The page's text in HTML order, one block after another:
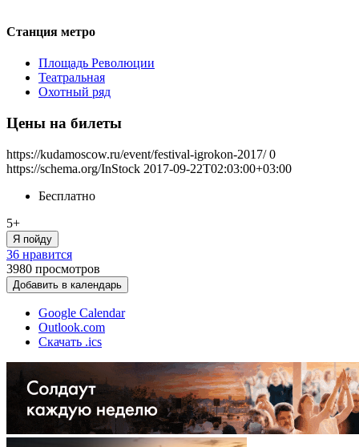
Станция метро
Площадь Революции
Театральная
Охотный ряд
Цены на билеты
https://kudamoscow.ru/event/festival-igrokon-2017/ 0
https://schema.org/InStock 2017-09-22T02:03:00+03:00
Бесплатно
5+
Я пойду
36 нравится
3980 просмотров
Добавить в календарь
Google Calendar
Outlook.com
Скачать .ics